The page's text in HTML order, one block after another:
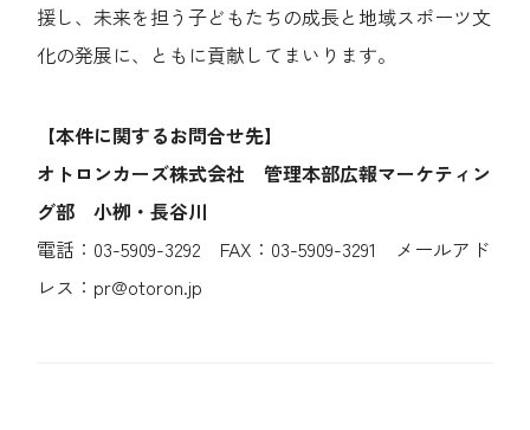
援し、未来を担う子どもたちの成長と地域スポーツ文
化の発展に、ともに貢献してまいります。
【本件に関するお問合せ先】
オトロンカーズ株式会社 管理本部広報マーケティン
グ部 小栁・長谷川
電話：03-5909-3292 FAX：03-5909-3291 メールアド
レス：pr@otoron.jp